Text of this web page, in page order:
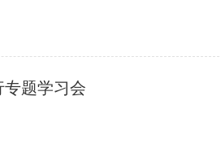
题学习会